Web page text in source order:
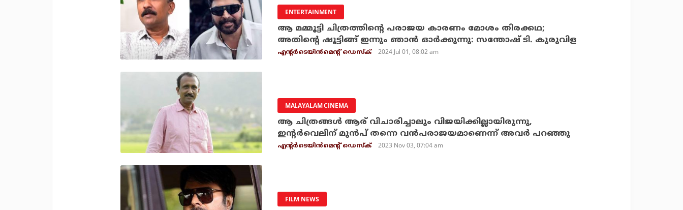
ENTERTAINMENT
ആ മമ്മൂട്ടി ചിത്രത്തിന്റെ പരാജയ കാരണം മോശം തിരക്കഥ;
അതിന്റെ ഷൂട്ടിങ്ങ് ഇന്നും ഞാന്‍ ഓര്‍ക്കുന്നു: സന്തോഷ് ടി. കുരുവിള
എന്റര്‍ടെയിന്‍മെന്റ് ഡെസ്‌ക് 2024 Jul 01, 08:02 am
MALAYALAM CINEMA
ആ ചിത്രങ്ങൾ ആര് വിചാരിച്ചാലും വിജയിക്കില്ലായിരുന്നു,
ഇന്റർവെലിന് മുൻപ് തന്നെ വൻപരാജയമാണെന്ന് അവർ പറഞ്ഞു
എന്റര്‍ടെയിന്‍മെന്റ് ഡെസ്‌ക് 2023 Nov 03, 07:04 am
FILM NEWS